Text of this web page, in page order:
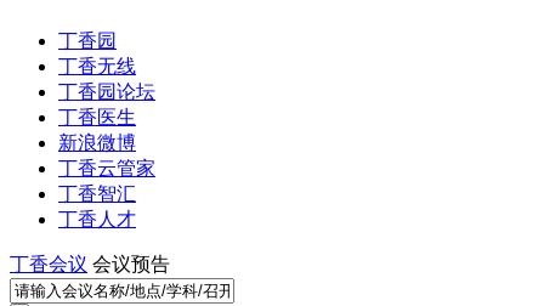
丁香园
丁香无线
丁香园论坛
丁香医生
新浪微博
丁香云管家
丁香智汇
丁香人才
丁香会议 会议预告